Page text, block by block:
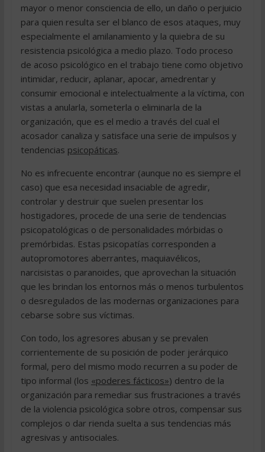
mayor o menor consciencia de ello, un daño o perjuicio
para quien resulta ser el blanco de esos ataques, muy
especialmente el amilanamiento y la quiebra de su
resistencia psicológica a medio plazo. Todo proceso
de acoso psicológico en el trabajo tiene como objetivo
intimidar, reducir, aplanar, apocar, amedrentar y
consumir emocional e intelectualmente a la víctima, con
vistas a anularla, someterla o eliminarla de la
organización, que es el medio a través del cual el
acosador canaliza y satisface una serie de impulsos y
tendencias psicopáticas.
No es infrecuente encontrar (aunque no es siempre el
caso) que esa necesidad insaciable de agredir,
controlar y destruir que suelen presentar los
hostigadores, procede de una serie de tendencias
psicopatológicas o de personalidades mórbidas o
premórbidas. Estas psicopatías corresponden a
autopromotores aberrantes, maquiavélicos,
narcisistas o paranoides, que aprovechan la situación
que les brindan los entornos más o menos turbulentos
o desregulados de las modernas organizaciones para
cebarse sobre sus víctimas.
Con todo, los agresores abusan y se prevalen
corrientemente de su posición de poder jerárquico
formal, pero del mismo modo recurren a su poder de
tipo informal (los «poderes fácticos») dentro de la
organización para remediar sus frustraciones a través
de la violencia psicológica sobre otros, compensar sus
complejos o dar rienda suelta a sus tendencias más
agresivas y antisociales.